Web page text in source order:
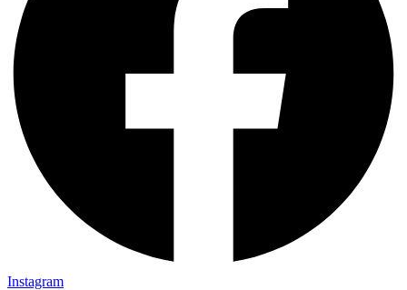
Instagram